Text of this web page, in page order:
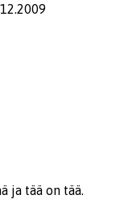
ja tää on tää.